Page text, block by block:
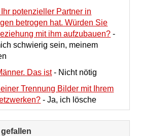
potenzieller Partner in
betrogen hat. Würden Sie
mit ihm aufzubauen? -
schwierig sein, meinem
Das ist- Nicht nötig
Trennung Bilder mit Ihrem
-Ja, ich lösche